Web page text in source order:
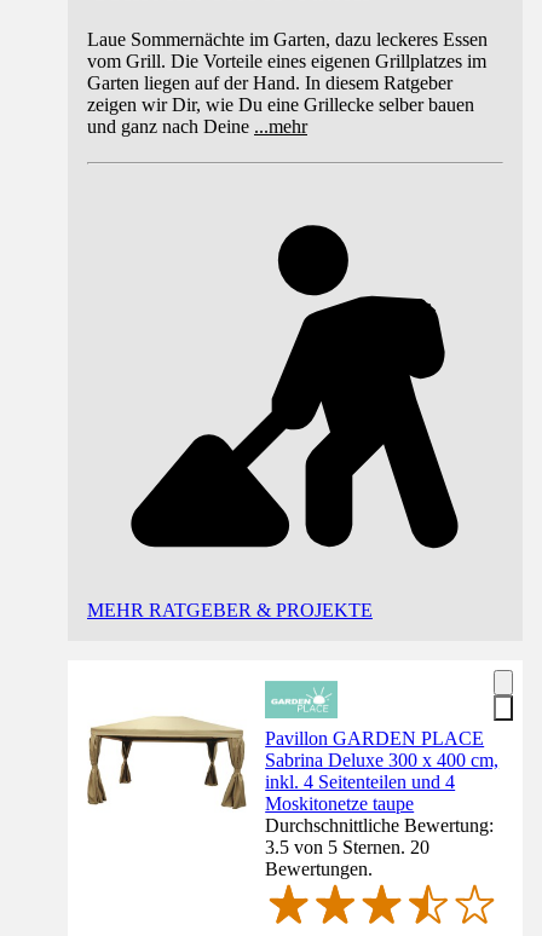
Laue Sommernächte im Garten, dazu leckeres Essen
vom Grill. Die Vorteile eines eigenen Grillplatzes im
Garten liegen auf der Hand. In diesem Ratgeber
zeigen wir Dir, wie Du eine Grillecke selber bauen
und ganz nach Deine ...mehr
MEHR RATGEBER & PROJEKTE
Pavillon GARDEN PLACE
Sabrina Deluxe 300 x 400 cm,
inkl. 4 Seitenteilen und 4
Moskitonetze taupe
Durchschnittliche Bewertung:
3.5 von 5 Sternen. 20
Bewertungen.